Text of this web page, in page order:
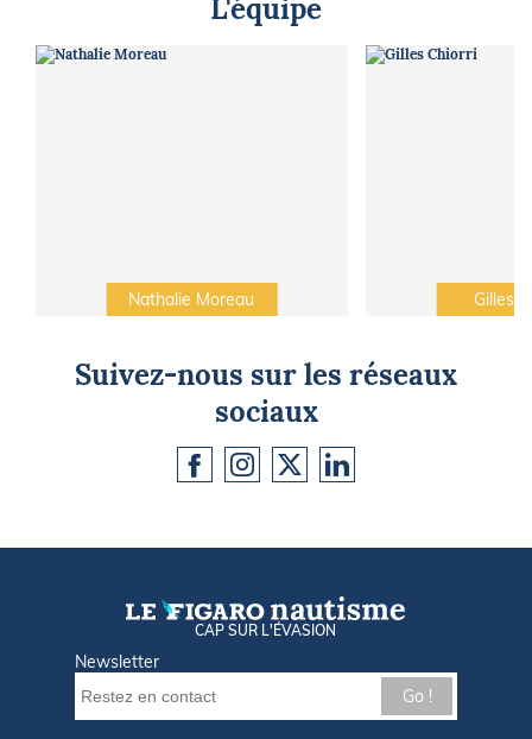
L'équipe
Nathalie Moreau Gilles
Suivez-nous sur les réseaux
sociaux
CAP SUR L'ÉVASION
Newsletter
Go !